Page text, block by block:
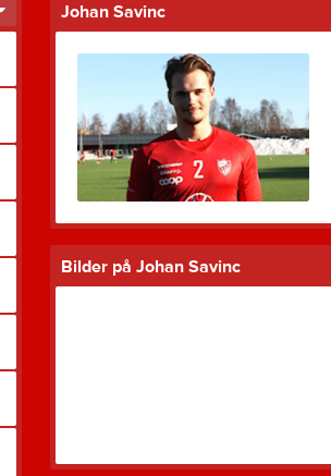
Johan Savinc
Bilder på Johan Savinc